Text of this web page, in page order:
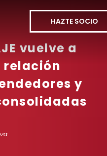
HAZTE SOCIO
vuelve a
relación
y